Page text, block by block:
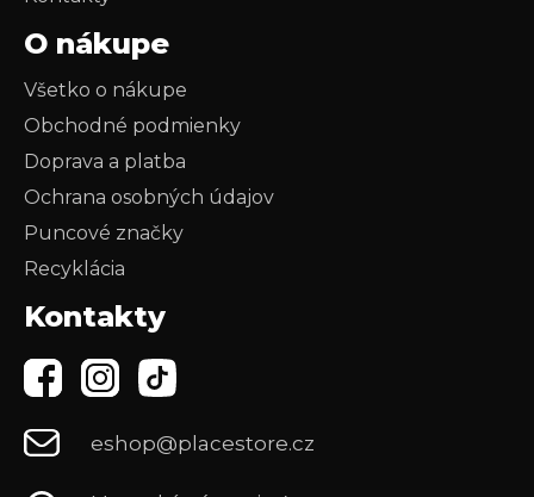
O nákupe
Všetko o nákupe
Obchodné podmienky
Doprava a platba
Ochrana osobných údajov
Puncové značky
Recyklácia
Kontakty
eshop@placestore.cz